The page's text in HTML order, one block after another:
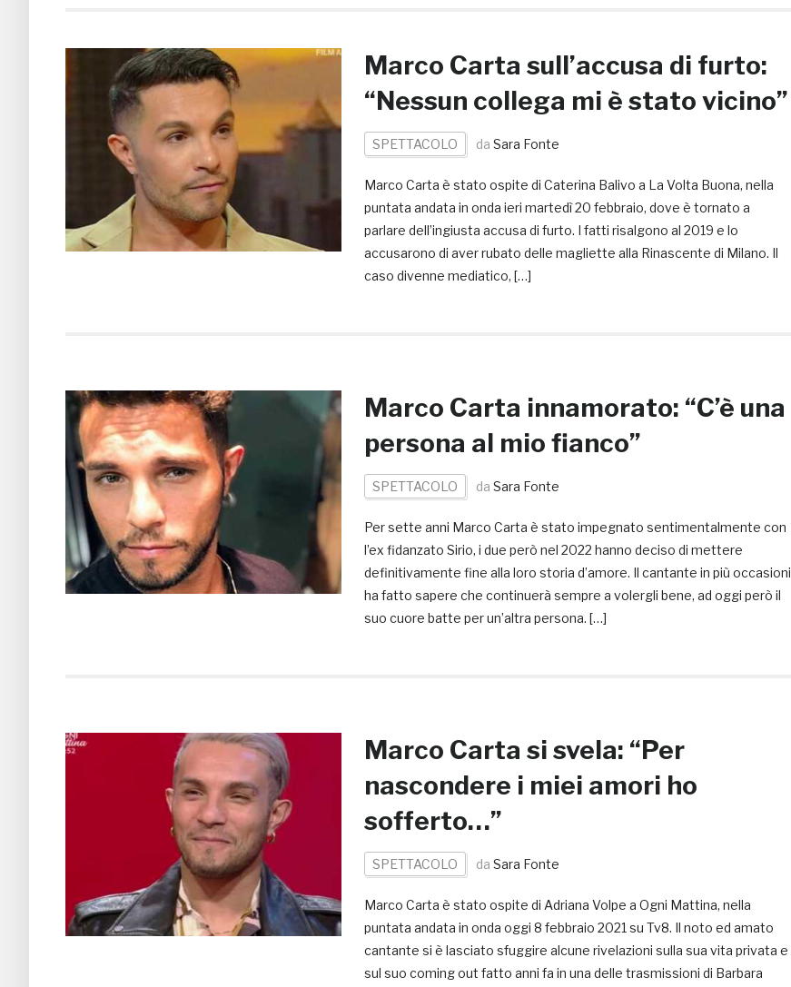
Marco Carta sull’accusa di furto:
“Nessun collega mi è stato vicino”
SPETTACOLO da Sara Fonte
Marco Carta è stato ospite di Caterina Balivo a La Volta Buona, nella
puntata andata in onda ieri martedì 20 febbraio, dove è tornato a
parlare dell’ingiusta accusa di furto. I fatti risalgono al 2019 e lo
accusarono di aver rubato delle magliette alla Rinascente di Milano. Il
caso divenne mediatico, […]
Marco Carta innamorato: “C’è una
persona al mio fianco”
SPETTACOLO da Sara Fonte
Per sette anni Marco Carta è stato impegnato sentimentalmente con
l’ex fidanzato Sirio, i due però nel 2022 hanno deciso di mettere
definitivamente fine alla loro storia d’amore. Il cantante in più occasioni
ha fatto sapere che continuerà sempre a volergli bene, ad oggi però il
suo cuore batte per un’altra persona. […]
Marco Carta si svela: “Per
nascondere i miei amori ho
sofferto…”
SPETTACOLO da Sara Fonte
Marco Carta è stato ospite di Adriana Volpe a Ogni Mattina, nella
puntata andata in onda oggi 8 febbraio 2021 su Tv8. Il noto ed amato
cantante si è lasciato sfuggire alcune rivelazioni sulla sua vita privata e
sul suo coming out fatto anni fa in una delle trasmissioni di Barbara